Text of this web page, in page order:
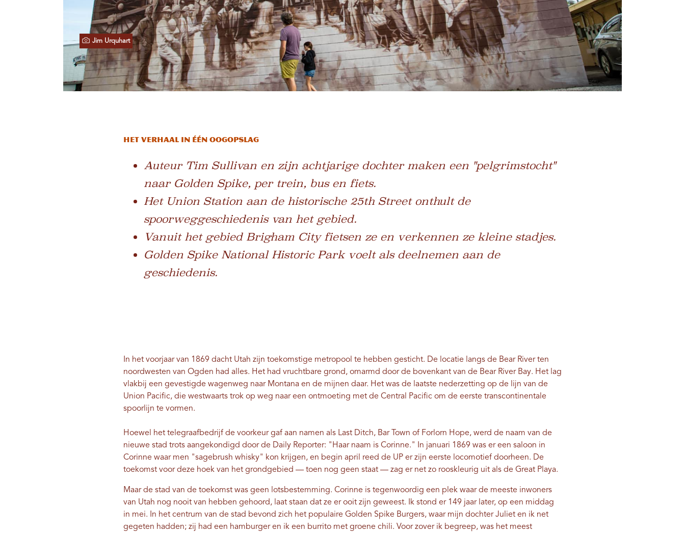
Jim Urquhart
Het verhaal in één oogopslag
Auteur Tim Sullivan en zijn achtjarige dochter maken een "pelgrimstocht"
naar Golden Spike, per trein, bus en fiets.
Het Union Station aan de historische 25th Street onthult de
spoorweggeschiedenis van het gebied.
Vanuit het gebied Brigham City fietsen ze en verkennen ze kleine stadjes.
Golden Spike National Historic Park voelt als deelnemen aan de
geschiedenis.
In het voorjaar van 1869 dacht Utah zijn toekomstige metropool te hebben gesticht. De locatie langs de Bear River ten
noordwesten van Ogden had alles. Het had vruchtbare grond, omarmd door de bovenkant van de Bear River Bay. Het lag
vlakbij een gevestigde wagenweg naar Montana en de mijnen daar. Het was de laatste nederzetting op de lijn van de
Union Pacific, die westwaarts trok op weg naar een ontmoeting met de Central Pacific om de eerste transcontinentale
spoorlijn te vormen.
Hoewel het telegraafbedrijf de voorkeur gaf aan namen als Last Ditch, Bar Town of Forlorn Hope, werd de naam van de
nieuwe stad trots aangekondigd door de Daily Reporter: "Haar naam is Corinne." In januari 1869 was er een saloon in
Corinne waar men "sagebrush whisky" kon krijgen, en begin april reed de UP er zijn eerste locomotief doorheen. De
toekomst voor deze hoek van het grondgebied — toen nog geen staat — zag er net zo rooskleurig uit als de Great Playa.
Maar de stad van de toekomst was geen lotsbestemming. Corinne is tegenwoordig een plek waar de meeste inwoners
van Utah nog nooit van hebben gehoord, laat staan ​​dat ze er ooit zijn geweest. Ik stond er 149 jaar later, op een middag
in mei. In het centrum van de stad bevond zich het populaire Golden Spike Burgers, waar mijn dochter Juliet en ik net
gegeten hadden; zij had een hamburger en ik een burrito met groene chili. Voor zover ik begreep, was het meest